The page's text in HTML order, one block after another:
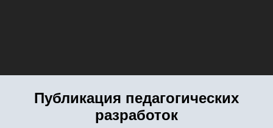
Публикация педагогических
разработок